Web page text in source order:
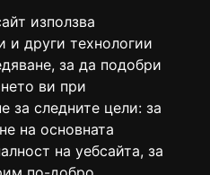
използва
и други технологии
за да подобри
ви при
за следните цели: за
на основната
на уебсайта, за